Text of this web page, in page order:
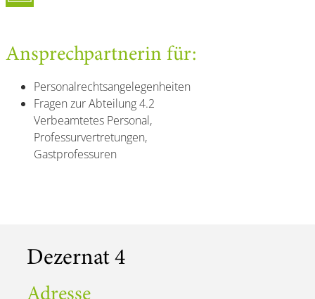
Ansprechpartnerin für:
Personalrechtsangelegenheiten
Fragen zur Abteilung 4.2
Verbeamtetes Personal,
Professurvertretungen,
Gastprofessuren
Dezernat 4